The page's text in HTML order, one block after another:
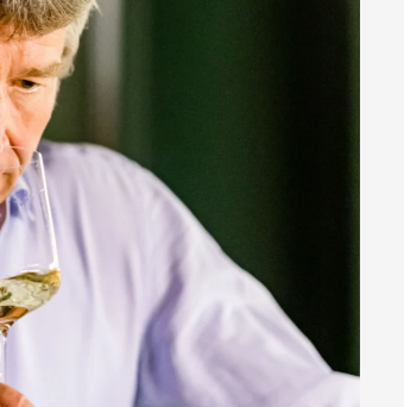
Platz 1a 65239 Hochheim am Main Deutschland